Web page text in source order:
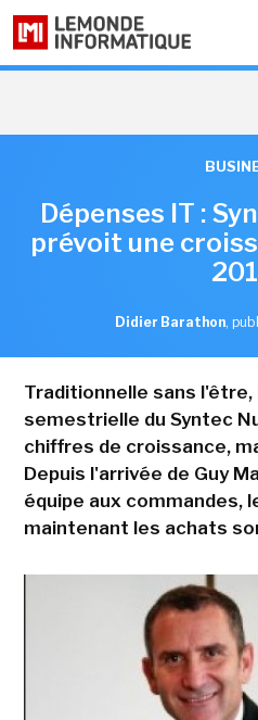
Dépenses IT :
prévoit une
Didier Barathon,
Traditionnelle sans
semestrielle du Syntec
chiffres de croissance,
Depuis l'arrivée de Guy
équipe aux commandes,
maintenant les achats